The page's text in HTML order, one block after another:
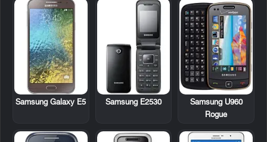
Samsung U960
Rogue
Samsung E2530
Samsung Galaxy E5